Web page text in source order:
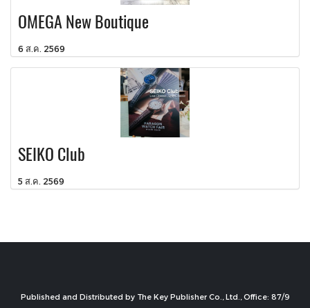
OMEGA New Boutique
6 ส.ค. 2569
SEIKO Club
5 ส.ค. 2569
Published and Distributed by The Key Publisher Co., Ltd., Office: 87/9